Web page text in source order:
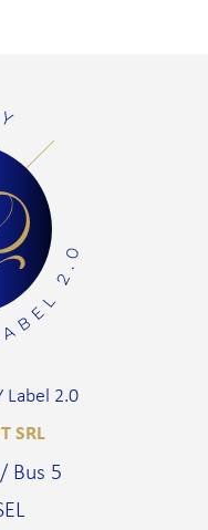
Label 2.0
SRL
Bus 5